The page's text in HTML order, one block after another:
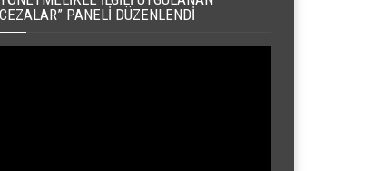
CEZALAR” PANELI DÜZENLENDI